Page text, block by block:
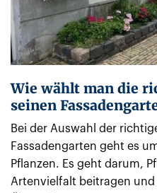
Wie wählt man die
seinen
Bei der Auswahl der
Fassadengarten geht es
Pflanzen. Es geht darum,
Artenvielfalt beitragen